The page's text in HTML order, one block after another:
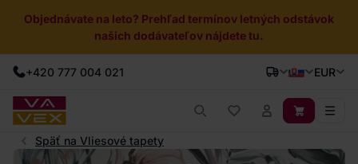
Objednávate na leto? Prehľad termínov letných odstávok
našich dodávateľov nájdete tu.
+420 777 004 021 EUR
Späť na Vliesové tapety